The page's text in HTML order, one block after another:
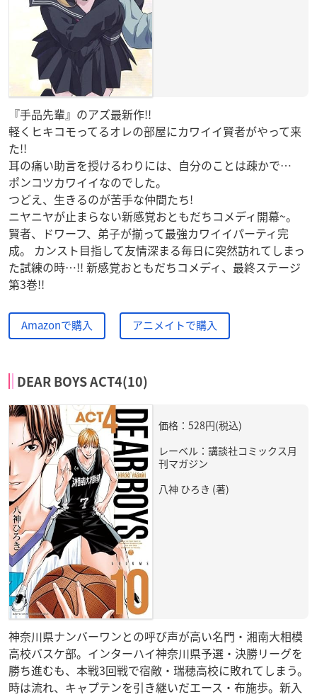
『手品先輩』のアズ最新作!!
軽くヒキコモってるオレの部屋にカワイイ賢者がやって来
た!!
耳の痛い助言を授けるわりには、自分のことは疎かで…
ポンコツカワイイなのでした。
つどえ、生きるのが苦手な仲間たち!
ニヤニヤが止まらない新感覚おともだちコメディ開幕~。
賢者、ドワーフ、弟子が揃って最強カワイイパーティ完
成。 カンスト目指して友情深まる毎日に突然訪れてしまっ
た試練の時…!! 新感覚おともだちコメディ、最終ステージ
第3巻!!
Amazonで購入 アニメイトで購入
DEAR BOYS ACT4(10)
価格：528円(税込)
レーベル：講談社コミックス月
刊マガジン
八神 ひろき (著)
神奈川県ナンバーワンとの呼び声が高い名門・湘南大相模
高校バスケ部。インターハイ神奈川県予選・決勝リーグを
勝ち進むも、本戦3回戦で宿敵・瑞穂高校に敗れてしまう。
時は流れ、キャプテンを引き継いだエース・布施歩。新入